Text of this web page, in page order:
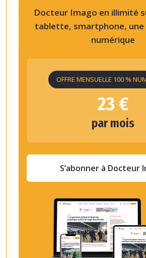
Docteur Imago en illimité
tablette, smartphone, une
numérique
OFFRE MENSUELLE 100 %
23 €
par mois
S’abonner à Docteur